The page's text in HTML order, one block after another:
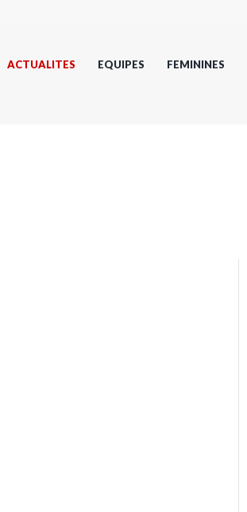
ACTUALITES EQUIPES FEMININES